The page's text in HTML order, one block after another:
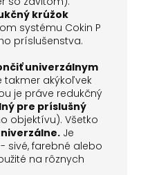
krúžok
systému Cokin P
príslušenstva.
univerzálnym
takmer akýkoľvek
je práve redukčný
pre príslušný
objektívu). Všetko
Je
- sivé, farebné alebo
na rôznych